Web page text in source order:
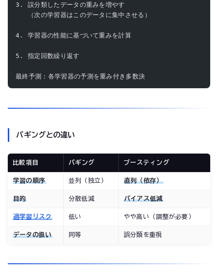
3. 誤分類したデータの重みを増やす
   （次の学習器はこのデータに集中させる）
4. 学習器の性能に基づいて重みを計算
5. 指定回数繰り返す
最終予測：各学習器の予測を重み付き多数決
バギングとの違い
比較項目 バギング ブースティング
学習の順序 並列（独立） 直列（依存）
目的 分散低減 バイアス低減
過学習リスク 低い やや高い（調整が必要）
データの扱い 同等 誤分類を重視